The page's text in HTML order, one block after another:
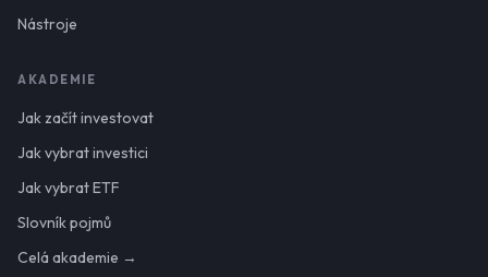
Nástroje
AKADEMIE
Jak začít investovat
Jak vybrat investici
Jak vybrat ETF
Slovník pojmů
Celá akademie →